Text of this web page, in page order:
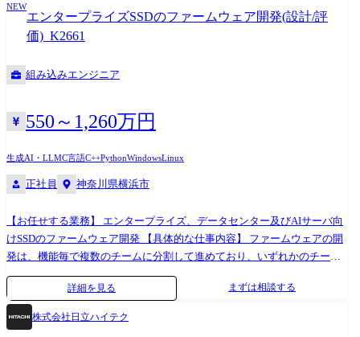
える重要プロジェクトに自ら参画し、 基本方針の意思決定を主導しま
す。 単なるレビューではなく、自ら現場に入り込み、方向性を決め切る
役割です。 ※専門性や適性、会社ニーズなどを踏まえ、会社が定める業
NEW
エンタープライズSSDのファームウェア開発(設計/評
価)_K2661
組み込みエンジニア
550～1,260万円
生成AI・LLMC言語C++PythonWindowsLinux
正社員 神奈川県横浜市
【お任せする業務】 エンタープライズ、データセンター及びAIサーバ向
けSSDのファームウェア開発 【具体的な仕事内容】 ファームウェアの開
発は、機能毎で複数のチームに分割して進めており、いずれかのチーム
にて業務を行っていただきます。 ●設計業務: ・初期:SSDアーキテクチャ
およびファームウェア構造の理解 ・担当モジュール開発:機能設計、コー
ディング、デバッグ ・仕様管理:各種関連ドキュメントの作成 ●評価業務
・初期:SSDアーキテクチャおよびファームウェア構造の理解 ・計画策定:
詳細を見る まずは相談する
株式会社日立ハイテク